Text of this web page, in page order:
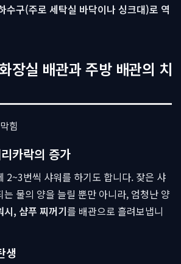
수구(주로 세탁실 바닥이나 싱크대)로 역
장실 배관과 주방 배관의 치
카락의 증가
2~3번씩 샤워를 하기도 합니다. 잦은 샤
는 물의 양을 늘릴 뿐만 아니라, 엄청난 양
시, 샴푸 찌꺼기를 배관으로 흘려보냅니
생